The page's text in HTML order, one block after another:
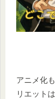
アニメ化
リエットは